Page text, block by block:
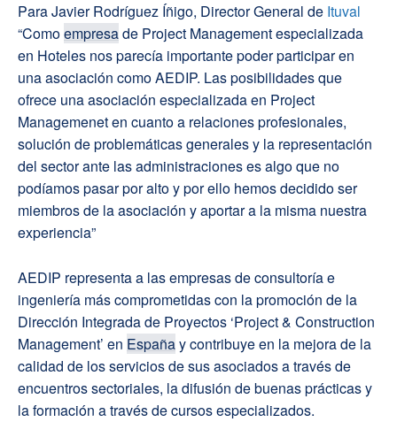
Para Javier Rodríguez Íñigo, Director General de Ituval
“Comoempresade Project Management especializada
en Hoteles nos parecía importante poder participar en
una asociación como AEDIP. Las posibilidades que
ofrece una asociación especializada en Project
Managemenet en cuanto a relaciones profesionales,
solución de problemáticas generales y la representación
del sector ante las administraciones es algo que no
podíamos pasar por alto y por ello hemos decidido ser
miembros de la asociación y aportar a la misma nuestra
experiencia”
AEDIP representa a las empresas de consultoría e
ingeniería más comprometidas con la promoción de la
Dirección Integrada de Proyectos ‘Project & Construction
Management’ en Españay contribuye en la mejora de la
calidad de los servicios de sus asociados a través de
encuentros sectoriales, la difusión de buenas prácticas y
la formación a través de cursos especializados.